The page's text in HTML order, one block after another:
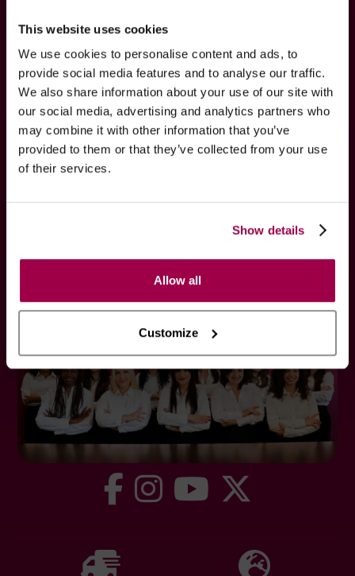
This website uses cookies
We use cookies to personalise content and ads, to
provide social media features and to analyse our traffic.
We also share information about your use of our site with
our social media, advertising and analytics partners who
may combine it with other information that you’ve
provided to them or that they’ve collected from your use
of their services.
Show details
Allow all
Customize
Contáctenos
Newsletter
Cupido VIP
Encontrar Pedido
Términos, Información y Envío
Privacidad
SOCIALICE CON NOSOTROS